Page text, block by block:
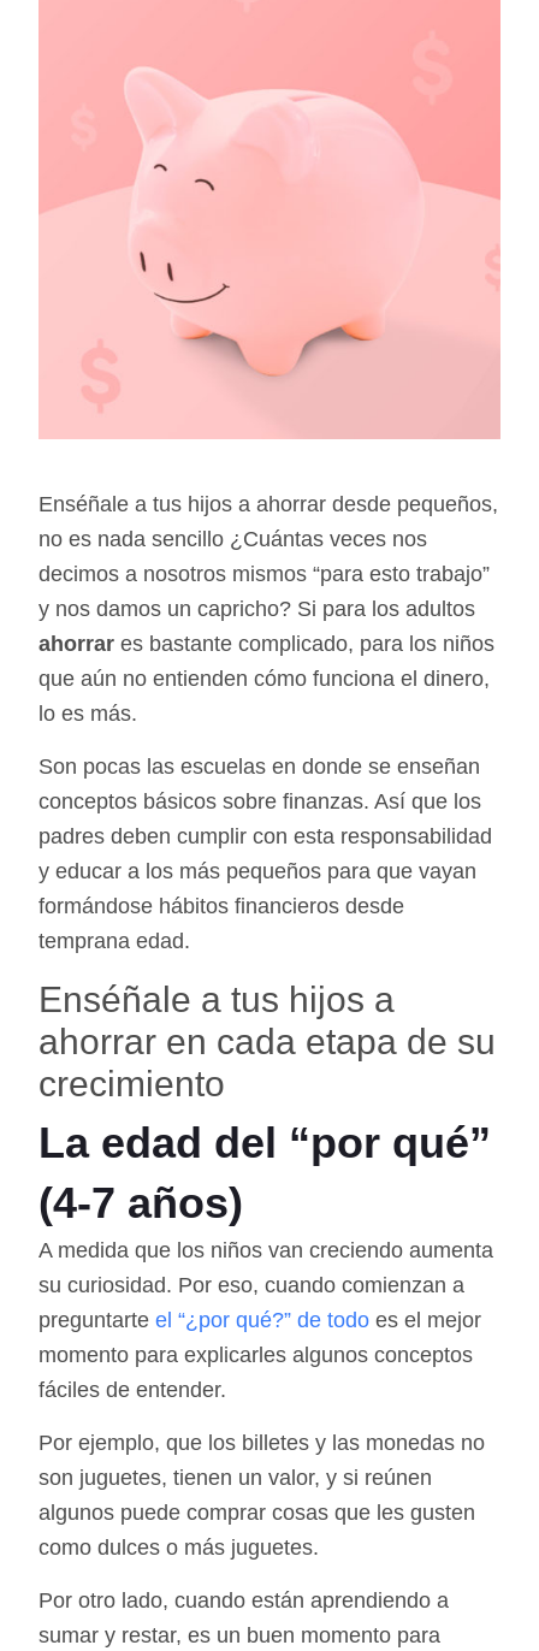
Enséñale a tus hijos a ahorrar desde pequeños,
no es nada sencillo ¿Cuántas veces nos
decimos a nosotros mismos “para esto trabajo”
y nos damos un capricho? Si para los adultos
ahorrar es bastante complicado, para los niños
que aún no entienden cómo funciona el dinero,
lo es más.
Son pocas las escuelas en donde se enseñan
conceptos básicos sobre finanzas. Así que los
padres deben cumplir con esta responsabilidad
y educar a los más pequeños para que vayan
formándose hábitos financieros desde
temprana edad.
Enséñale a tus hijos a
ahorrar en cada etapa de su
crecimiento
La edad del “por qué”
(4-7 años)
A medida que los niños van creciendo aumenta
su curiosidad. Por eso, cuando comienzan a
preguntarte el “¿por qué?” de todo es el mejor
momento para explicarles algunos conceptos
fáciles de entender.
Por ejemplo, que los billetes y las monedas no
son juguetes, tienen un valor, y si reúnen
algunos puede comprar cosas que les gusten
como dulces o más juguetes.
Por otro lado, cuando están aprendiendo a
sumar y restar, es un buen momento para